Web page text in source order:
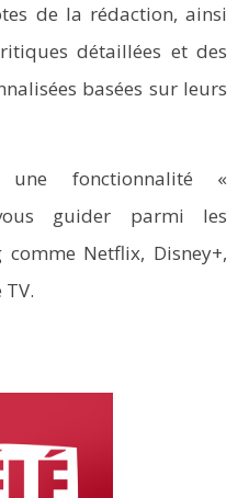
de la rédaction, ainsi
détaillées et des
basées sur leurs
une fonctionnalité «
guider parmi les
Netflix, Disney+,